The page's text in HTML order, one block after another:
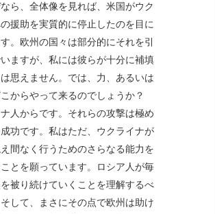
ら、全体像を見れば、米国がウク
援助を実質的に停止したのを目に
。欧州の国々は部分的にそれを引
ますが、私には彼らが十分に補填
思えません。では、力、あるいは
こからやって来るのでしょうか？
人からです。それらの攻撃は極め
功です。私はただ、ウクライナが
間なく行うためのさらなる能力を
とを願っています。ロシア人が毎
被り続けていくことを理解するべ
して、まさにその点で欧州は助け